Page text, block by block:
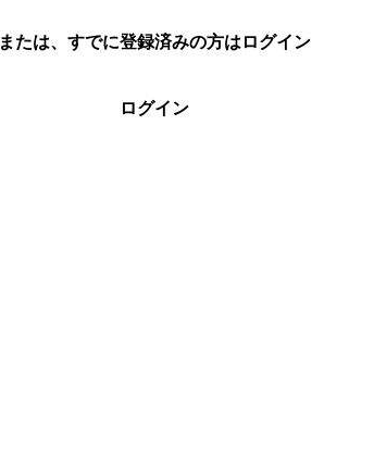
または、すでに登録済みの方はログイン
ログイン